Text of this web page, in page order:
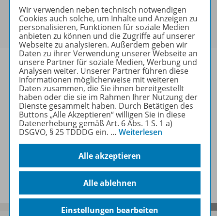
Sie haben ein passendesSpar-Paket?
Um den für Sie gültigen Preis zu sehen,melden Sie
sich bitte an.
Informationen
Weitere Inhalte der Ausgabe
Spar-Pakete
Wir verwenden neben technisch notwendigen
Cookies auch solche, um Inhalte und Anzeigen zu
personalisieren, Funktionen für soziale Medien
anbieten zu können und die Zugriffe auf unserer
Webseite zu analysieren. Außerdem geben wir
Daten zu ihrer Verwendung unserer Webseite an
unsere Partner für soziale Medien, Werbung und
Analysen weiter. Unserer Partner führen diese
Informationen möglicherweise mit weiteren
Daten zusammen, die Sie ihnen bereitgestellt
haben oder die sie im Rahmen Ihrer Nutzung der
Dienste gesammelt haben. Durch Betätigen des
Buttons „Alle Akzeptieren“ willigen Sie in diese
Datenerhebung gemäß Art. 6 Abs. 1 S. 1 a)
DSGVO, § 25 TDDDG ein. … Weiterlesen
Alle akzeptieren
Alle ablehnen
Einstellungen bearbeiten